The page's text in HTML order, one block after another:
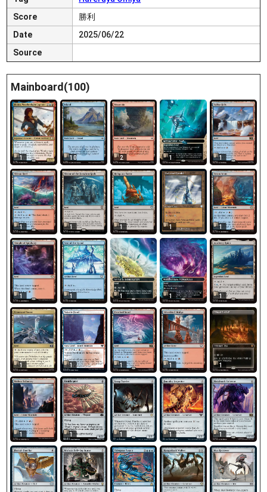
Score
勝利
Date
2025/06/22
Source
Mainboard(100)
1 10 2 1 1
1 1 1 1 1
1 1 1 1 1
1 1 1 1 1
1 1 1 1 1